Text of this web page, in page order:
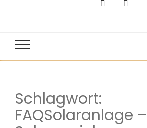
Schlagwort:
FAQSolaranlage –